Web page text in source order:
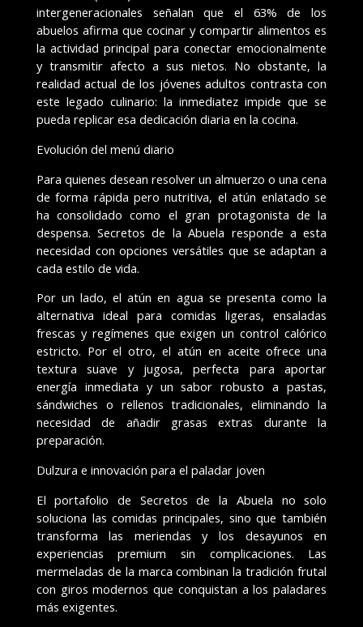
intergeneracionales señalan que el 63% de los
abuelos afirma que cocinar y compartir alimentos es
la actividad principal para conectar emocionalmente
y transmitir afecto a sus nietos. No obstante, la
realidad actual de los jóvenes adultos contrasta con
este legado culinario: la inmediatez impide que se
pueda replicar esa dedicación diaria en la cocina.
Evolución del menú diario
Para quienes desean resolver un almuerzo o una cena
de forma rápida pero nutritiva, el atún enlatado se
ha consolidado como el gran protagonista de la
despensa. Secretos de la Abuela responde a esta
necesidad con opciones versátiles que se adaptan a
cada estilo de vida.
Por un lado, el atún en agua se presenta como la
alternativa ideal para comidas ligeras, ensaladas
frescas y regímenes que exigen un control calórico
estricto. Por el otro, el atún en aceite ofrece una
textura suave y jugosa, perfecta para aportar
energía inmediata y un sabor robusto a pastas,
sándwiches o rellenos tradicionales, eliminando la
necesidad de añadir grasas extras durante la
preparación.
Dulzura e innovación para el paladar joven
El portafolio de Secretos de la Abuela no solo
soluciona las comidas principales, sino que también
transforma las meriendas y los desayunos en
experiencias premium sin complicaciones. Las
mermeladas de la marca combinan la tradición frutal
con giros modernos que conquistan a los paladares
más exigentes.